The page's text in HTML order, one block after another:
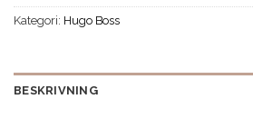
Kategori: Hugo Boss
BESKRIVNING